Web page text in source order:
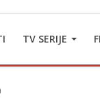
TV SERIJE